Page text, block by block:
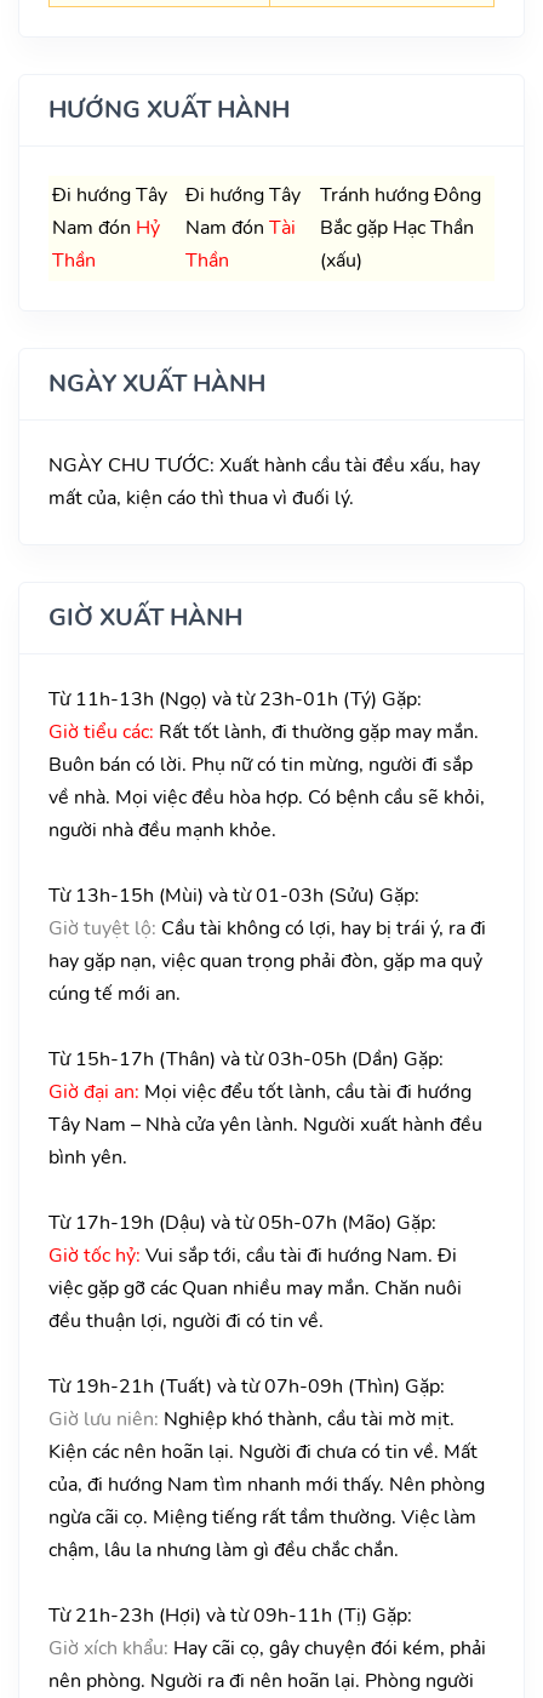
HƯỚNG XUẤT HÀNH
Đi hướng Tây
Nam đón Hỷ
Thần
Đi hướng Tây
Nam đón Tài
Thần
Tránh hướng Đông
Bắc gặp Hạc Thần
(xấu)
NGÀY XUẤT HÀNH
NGÀY CHU TƯỚC: Xuất hành cầu tài đều xấu, hay
mất của, kiện cáo thì thua vì đuối lý.
GIỜ XUẤT HÀNH
Từ 11h-13h (Ngọ) và từ 23h-01h (Tý) Gặp:
Giờ tiểu các: Rất tốt lành, đi thường gặp may mắn.
Buôn bán có lời. Phụ nữ có tin mừng, người đi sắp
về nhà. Mọi việc đều hòa hợp. Có bệnh cầu sẽ khỏi,
người nhà đều mạnh khỏe.
Từ 13h-15h (Mùi) và từ 01-03h (Sửu) Gặp:
Giờ tuyệt lộ: Cầu tài không có lợi, hay bị trái ý, ra đi
hay gặp nạn, việc quan trọng phải đòn, gặp ma quỷ
cúng tế mới an.
Từ 15h-17h (Thân) và từ 03h-05h (Dần) Gặp:
Giờ đại an: Mọi việc đểu tốt lành, cầu tài đi hướng
Tây Nam – Nhà cửa yên lành. Người xuất hành đều
bình yên.
Từ 17h-19h (Dậu) và từ 05h-07h (Mão) Gặp:
Giờ tốc hỷ: Vui sắp tới, cầu tài đi hướng Nam. Đi
việc gặp gỡ các Quan nhiều may mắn. Chăn nuôi
đều thuận lợi, người đi có tin về.
Từ 19h-21h (Tuất) và từ 07h-09h (Thìn) Gặp:
Giờ lưu niên: Nghiệp khó thành, cầu tài mờ mịt.
Kiện các nên hoãn lại. Người đi chưa có tin về. Mất
của, đi hướng Nam tìm nhanh mới thấy. Nên phòng
ngừa cãi cọ. Miệng tiếng rất tầm thường. Việc làm
chậm, lâu la nhưng làm gì đều chắc chắn.
Từ 21h-23h (Hợi) và từ 09h-11h (Tị) Gặp:
Giờ xích khẩu: Hay cãi cọ, gây chuyện đói kém, phải
nên phòng. Người ra đi nên hoãn lại. Phòng người